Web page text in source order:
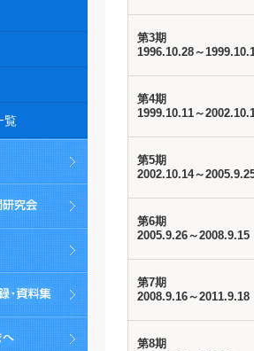
第3期
1996.10.28～
第4期
1999.10.11～
第5期
2002.10.14～
第6期
2005.9.26～2008.9.15
第7期
2008.9.16～2011.9.18
第8期
覧